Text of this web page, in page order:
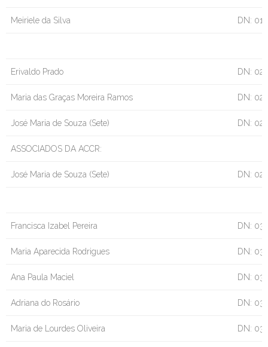
Meiriele da Silva DN:
Erivaldo Prado DN:
Maria das Graças Moreira Ramos DN:
José Maria de Souza (Sete) DN:
ASSOCIADOS DA ACCR:
José Maria de Souza (Sete) DN:
Francisca Izabel Pereira DN:
Maria Aparecida Rodrigues DN:
Ana Paula Maciel DN:
Adriana do Rosário DN:
Maria de Lourdes Oliveira DN: